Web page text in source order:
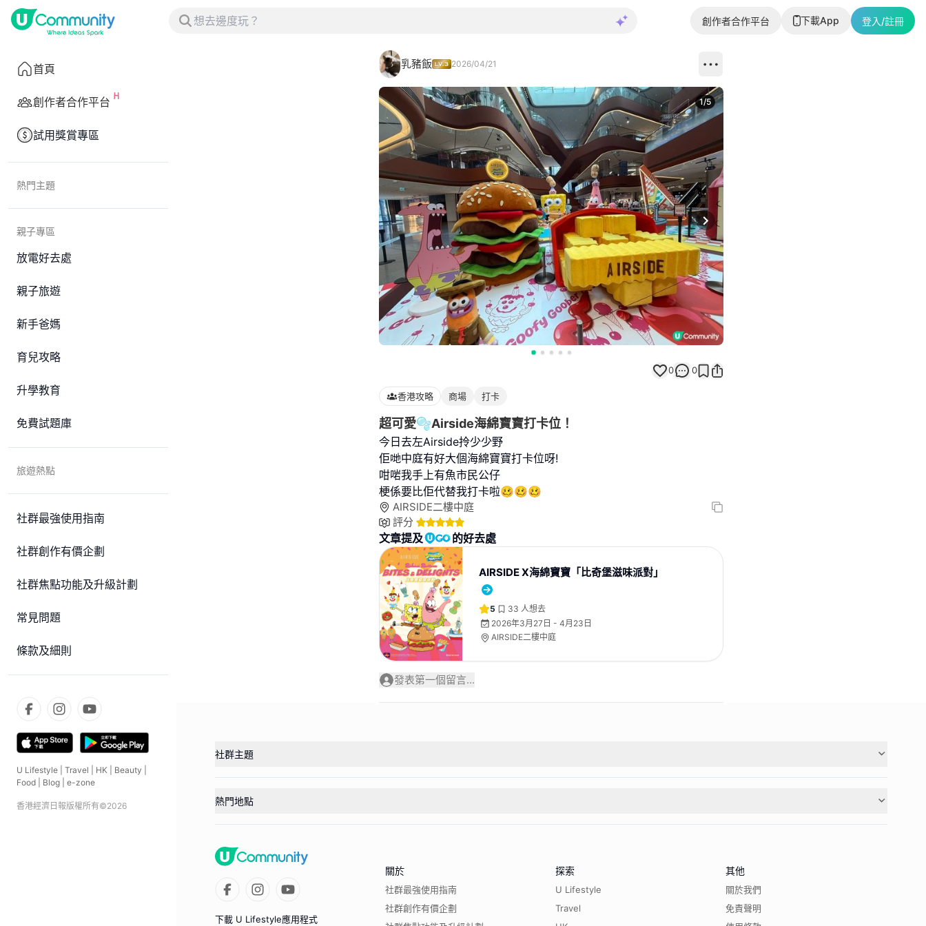
創作者合作平台 下載App 登入/註冊
首頁
創作者合作平台
試用獎賞專區
熱門主題
親子專區
放電好去處
親子旅遊
新手爸媽
育兒攻略
升學教育
免費試題庫
旅遊熱點
社群最強使用指南
社群創作有價企劃
社群焦點功能及升級計劃
常見問題
條款及細則
U Lifestyle Travel HK Beauty
Food
Blog e-zone
香港經濟日報版權所有©2026
乳豬飯 2026/04/21
Next slide
1/5
0 0
香港攻略 商場 打卡
超可愛🫧Airside海綿寶寶打卡位！
今日去左Airside拎少少野
佢哋中庭有好大個海綿寶寶打卡位呀!
咁啱我手上有魚市民公仔
梗係要比佢代替我打卡啦🥴🥴🥴
AIRSIDE二樓中庭
評分
文章提及 的好去處
AIRSIDE X海綿寶寶「比奇堡滋味派對」
5 33 人想去
2026年3月27日 - 4月23日
AIRSIDE二樓中庭
發表第一個留言...
社群主題
熱門地點
下載 U Lifestyle應用程式
關於
社群最強使用指南
社群創作有價企劃
探索
U Lifestyle
Travel
其他
關於我們
免責聲明